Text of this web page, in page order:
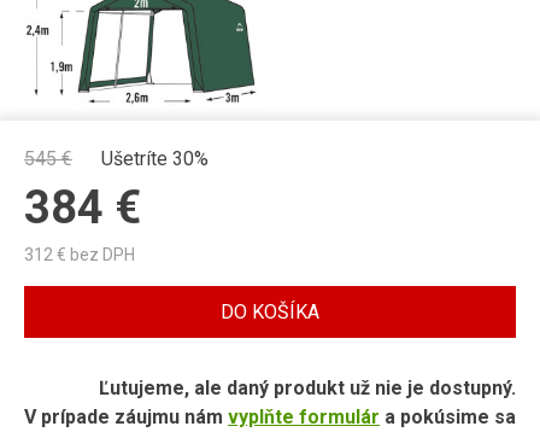
545€ Ušetríte 30%
384 €
312 € bez DPH
DO KOŠÍKA
Ľutujeme, ale daný produkt už nie je dostupný.
V prípade záujmu nám vyplňte formulár a pokúsime sa